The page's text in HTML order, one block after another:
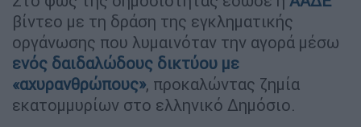
βίντεο με τη δράση της εγκληματικής
οργάνωσης που λυμαινόταν την αγορά μέσω
ενός δαιδαλώδους δικτύου με
«αχυρανθρώπους», προκαλώντας ζημία
εκατομμυρίων στο ελληνικό Δημόσιο.